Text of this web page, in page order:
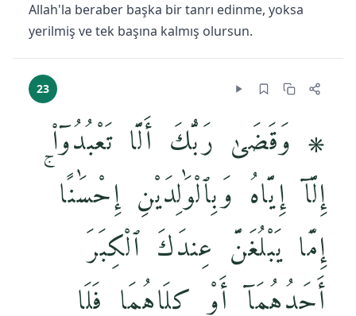
Allah'la beraber başka bir tanrı edinme, yoksa
yerilmiş ve tek başına kalmış olursun.
23
۞ وَقَضَىٰ رَبُّكَ أَلَّا تَعْبُدُوٓا۟
إِلَّآ إِيَّاهُ وَبِٱلْوَٰلِدَيْنِ إِحْسَٰنًا ۚ
إِمَّا يَبْلُغَنَّ عِندَكَ ٱلْكِبَرَ
أَحَدُهُمَآ أَوْ كِلَاهُمَا فَلَا